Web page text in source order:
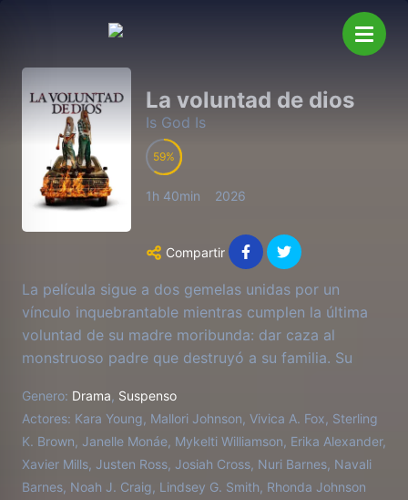
La voluntad de dios
Is God Is
59
1h 40min 2026
Compartir
La película sigue a dos gemelas unidas por un
vínculo inquebrantable mientras cumplen la última
voluntad de su madre moribunda: dar caza al
monstruoso padre que destruyó a su familia. Su
estilizado, que entrelaza un humor mordaz con un
suspense siniestro, donde la devoción fraternal se
convierte en un arma letal y la justicia exige sangre.
Genero: Drama, Suspenso
Actores: Kara Young, Mallori Johnson, Vivica A. Fox, Sterling
K. Brown, Janelle Monáe, Mykelti Williamson, Erika Alexander,
Xavier Mills, Justen Ross, Josiah Cross, Nuri Barnes, Navali
Barnes, Noah J. Craig, Lindsey G. Smith, Rhonda Johnson